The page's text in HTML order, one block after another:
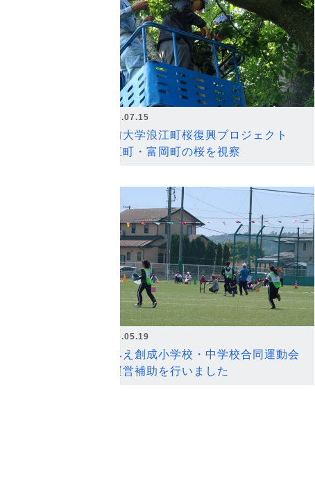
2026.07.15
弘前大学浪江町桜復興プロジェクト
浪江町・富岡町の桜を視察
2026.05.19
なみえ創成小学校・中学校合同運動会
の運営補助を行いました